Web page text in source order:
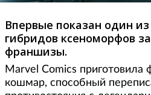
Впервые показан один
гибридов ксеноморфов
франшизы.
Marvel Comics приготовила
кошмар, способный